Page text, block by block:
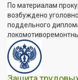
По материалам
возбуждено
поддельного